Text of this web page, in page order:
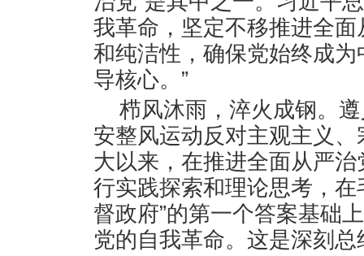
我革命，坚定不移推进全
和纯洁性，确保党始终成
导核心。”
栉风沐雨，淬火成钢。
安整风运动反对主观主义
大以来，在推进全面从严
行实践探索和理论思考，
督政府”的第一个答案基础
党的自我革命。这是深刻